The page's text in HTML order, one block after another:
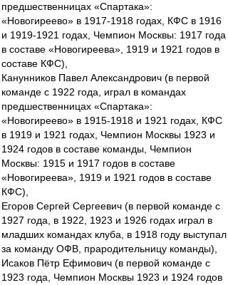
предшественницах «Спартака»:
«Новогиреево» в 1917-1918 годах, КФС в 1916
и 1919-1921 годах, Чемпион Москвы: 1917 года
в составе «Новогиреева», 1919 и 1921 годов в
составе КФС),
Канунников Павел Александрович (в первой
команде с 1922 года, играл в командах
предшественницах «Спартака»:
«Новогиреево» в 1915-1918 и 1921 годах, КФС
в 1919 и 1921 годах, Чемпион Москвы 1923 и
1924 годов в составе команды, Чемпион
Москвы: 1915 и 1917 годов в составе
«Новогиреева», 1919 и 1921 годов в составе
КФС),
Егоров Сергей Сергеевич (в первой команде с
1927 года, в 1922, 1923 и 1926 годах играл в
младших командах клуба, в 1918 году выступал
за команду ОФВ, прародительницу команды),
Исаков Пётр Ефимович (в первой команде с
1923 года, Чемпион Москвы 1923 и 1924 годов